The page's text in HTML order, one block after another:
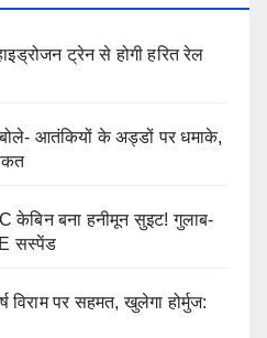
ट्रेन से होगी हरित रेल
बोले- आतंकियों के अड्डों पर धमाके,
केबिन बना हनीमून सुइट! गुलाब-
सस्पेंड
विराम पर सहमत, खुलेगा होर्मुज: